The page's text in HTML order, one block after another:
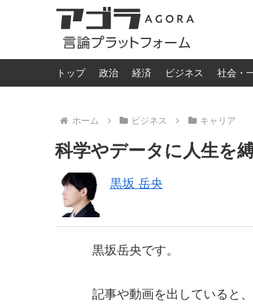
トップ 政治 経済 ビジネス 社会・
ホーム ビジネス キャリア
科学やデータに人生を
黒坂 岳央
黒坂岳央です。
記事や動画を出していると